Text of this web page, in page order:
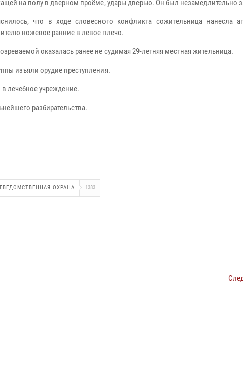
на полу в дверном проёме, удары дверью. Он был незамедлительно
что в ходе словесного конфликта сожительница нанесла
ножевое ранние в левое плечо.
оказалась ранее не судимая 29-летняя местная жительница.
изъяли орудие преступления.
лечебное учреждение.
разбирательства.
ОХРАНА 1383